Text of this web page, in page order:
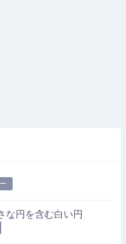
な円を含む白い円